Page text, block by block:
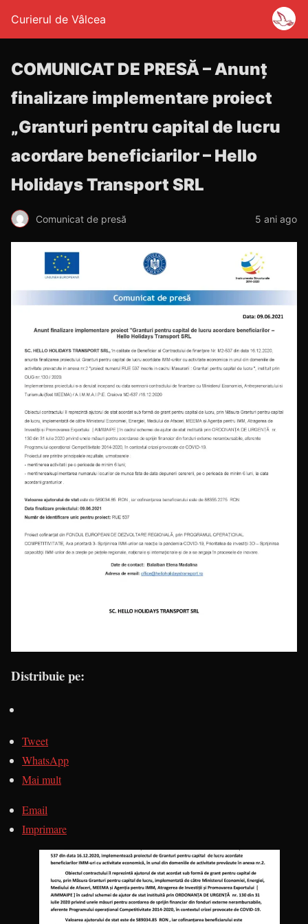
Curierul de Vâlcea
COMUNICAT DE PRESĂ – Anunț
finalizare implementare proiect
„Granturi pentru capital de lucru
acordare beneficiarilor – Hello
Holidays Transport SRL
Comunicat de presă 5 ani ago
Distribuie pe:
Tweet
WhatsApp
Mai mult
Email
Imprimare